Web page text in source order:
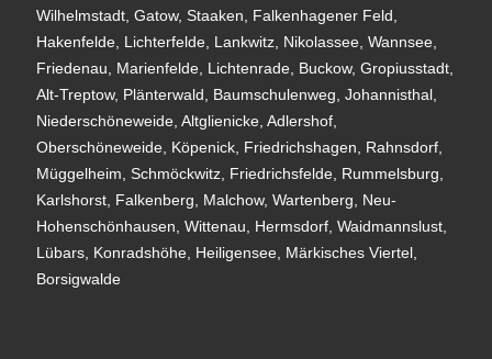
Wilhelmstadt, Gatow, Staaken, Falkenhagener Feld,
Hakenfelde, Lichterfelde, Lankwitz, Nikolassee, Wannsee,
Friedenau, Marienfelde, Lichtenrade, Buckow, Gropiusstadt,
Alt-Treptow, Plänterwald, Baumschulenweg, Johannisthal,
Niederschöneweide, Altglienicke, Adlershof,
Oberschöneweide, Köpenick, Friedrichshagen, Rahnsdorf,
Müggelheim, Schmöckwitz, Friedrichsfelde, Rummelsburg,
Karlshorst, Falkenberg, Malchow, Wartenberg, Neu-
Hohenschönhausen, Wittenau, Hermsdorf, Waidmannslust,
Lübars, Konradshöhe, Heiligensee, Märkisches Viertel,
Borsigwalde